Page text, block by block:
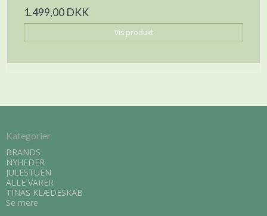
1.499,00 DKK
Vis produkt
Kategorier
BRANDS
NYHEDER
JULESTUEN
ALLE VARER
TINAS KLÆDESKAB
Se mere